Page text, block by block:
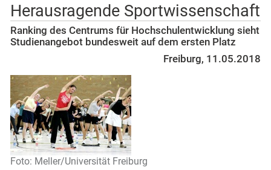
Herausragende Sportwissenschaft
Ranking des Centrums für Hochschulentwicklung sieht
Studienangebot bundesweit auf dem ersten Platz
Freiburg, 11.05.2018
Foto: Meller/Universität Freiburg